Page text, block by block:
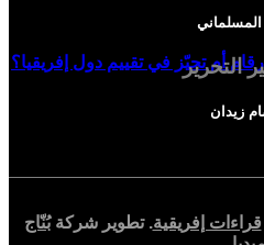
أم تحيّز في تقييم دول إفريقيا؟
التحرير
زيدان
قراءات إفريقية. تطوير شركةبُنّاج